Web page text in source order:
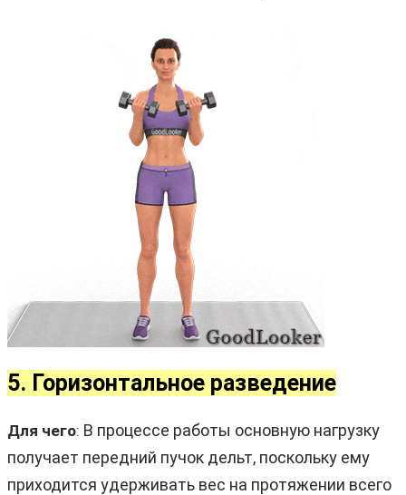
5. Горизонтальное разведение
Для чего: В процессе работы основную нагрузку
получает передний пучок дельт, поскольку ему
приходится удерживать вес на протяжении всего